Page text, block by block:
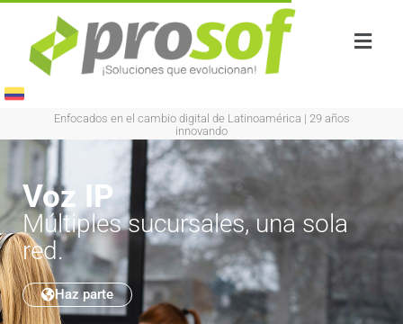
Enfocados en el cambio digital de Latinoamérica | 29 años
innovando
Voz IP
Múltiples sucursales, una sola
red.
Haz parte